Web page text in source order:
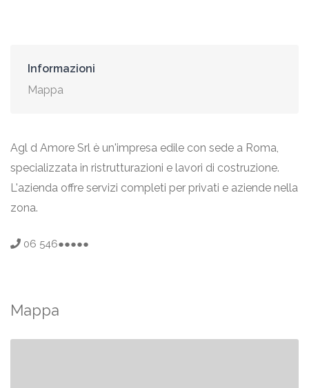
Informazioni
Mappa
Agl d Amore Srl è un'impresa edile con sede a Roma,
specializzata in ristrutturazioni e lavori di costruzione.
L'azienda offre servizi completi per privati e aziende nella
zona.
06 546●●●●●
Mappa